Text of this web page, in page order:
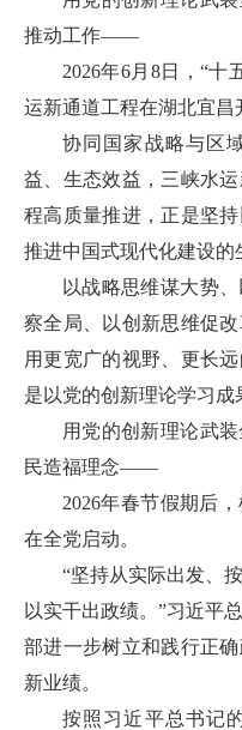
推动工作——
2026年6月8日，“十
运新通道工程在湖北宜昌
协同国家战略与区
益、生态效益，三峡水
程高质量推进，正是坚
推进中国式现代化建设的
以战略思维谋大势
察全局、以创新思维促
用更宽广的视野、更长
是以党的创新理论学习成
用党的创新理论武
民造福理念——
2026年春节假期后
在全党启动。
“坚持从实际出发、
以实干出政绩。”习近平
部进一步树立和践行正
新业绩。
按照习近平总书记